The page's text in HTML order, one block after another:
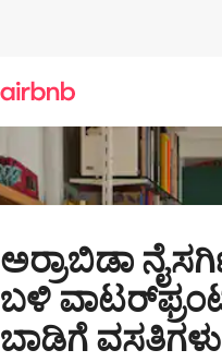
ಅರ್ರಾಬಿಡಾ
ಬಳಿ
ಬಾಡಿಗೆ ವಸತಿಗಳು